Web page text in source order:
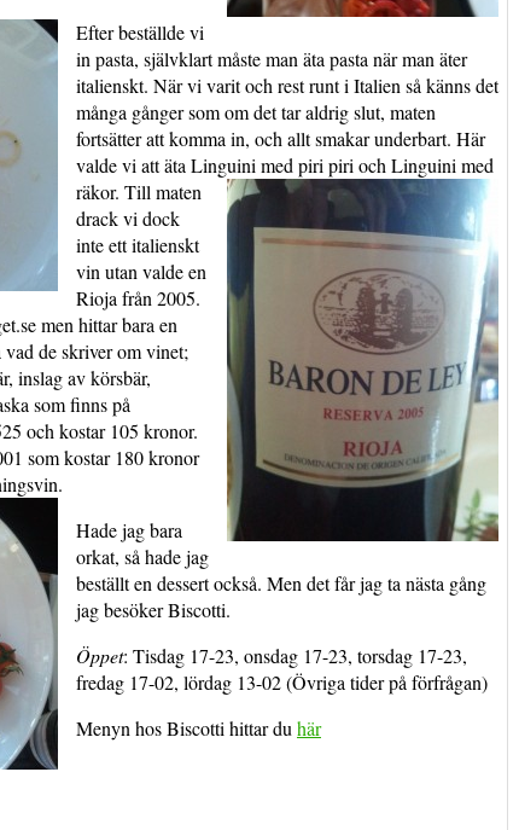
Efter beställde vi
in pasta, självklart måste man äta pasta när man äter
italienskt. När vi varit och rest runt i Italien så känns det
många gånger som om det tar aldrig slut, maten
fortsätter att komma in, och allt smakar underbart. Här
valde vi att äta Linguini med piri piri och Linguini med
räkor. Till maten
drack vi dock
inte ett italienskt
vin utan valde en
Rioja från 2005.
men hittar bara en
de skriver om vinet;
inslag av körsbär,
som finns på
och kostar 105 kronor.
som kostar 180 kronor
Hade jag bara
orkat, så hade jag
beställt en dessert också. Men det får jag ta nästa gång
jag besöker Biscotti.
Öppet: Tisdag 17-23, onsdag 17-23, torsdag 17-23,
fredag 17-02, lördag 13-02 (Övriga tider på förfrågan)
Menyn hos Biscotti hittar du här